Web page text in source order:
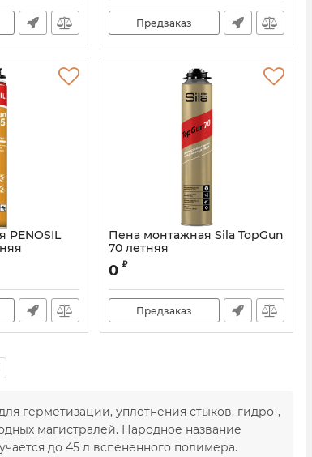
Предзаказ
PENOSIL
Пена монтажная Sila TopGun
70 летняя
0 ₽
Предзаказ
герметизации, уплотнения стыков, гидро-,
магистралей. Народное название
до 45 л вспененного полимера.